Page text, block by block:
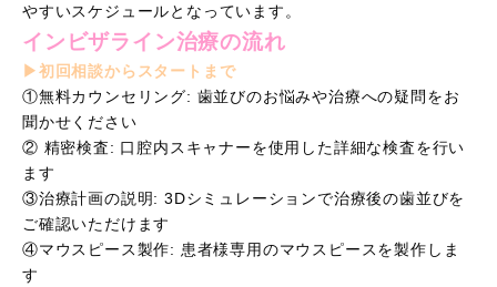
やすいスケジュールとなっています。
インビザライン治療の流れ
▶︎初回相談からスタートまで
①無料カウンセリング: 歯並びのお悩みや治療への疑問をお
聞かせください
② 精密検査: 口腔内スキャナーを使用した詳細な検査を行い
ます
③治療計画の説明: 3Dシミュレーションで治療後の歯並びを
ご確認いただけます
④マウスピース製作: 患者様専用のマウスピースを製作しま
す